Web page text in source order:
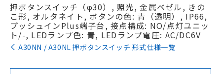
押ボタンスイッチ（φ30）, 照光, 金属ベゼル, きの
こ形, オルタネイト, ボタンの色: 青（透明）, IP66,
プッシュインPlus端子台, 接点構成: NO/点灯ユニッ
ト/-, LEDランプ色: 青, LEDランプ電圧: AC/DC6V
A30NN / A30NL 押ボタンスイッチ 形式仕様一覧